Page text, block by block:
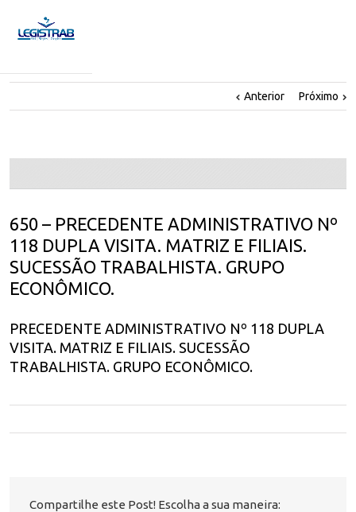
Anterior Próximo
650 – PRECEDENTE ADMINISTRATIVO Nº
118 DUPLA VISITA. MATRIZ E FILIAIS.
SUCESSÃO TRABALHISTA. GRUPO
ECONÔMICO.
PRECEDENTE ADMINISTRATIVO Nº 118 DUPLA
VISITA. MATRIZ E FILIAIS. SUCESSÃO
TRABALHISTA. GRUPO ECONÔMICO.
Compartilhe este Post! Escolha a sua maneira: